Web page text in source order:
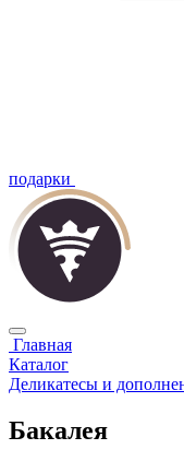
подарки
Главная
Каталог
Деликатесы и
Бакалея